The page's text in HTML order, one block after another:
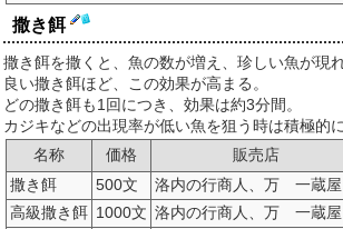
撒き餌
撒き餌を撒くと、魚の数が増え、珍しい魚が現
良い撒き餌ほど、この効果が高まる。
どの撒き餌も1回につき、効果は約3分間。
カジキなどの出現率が低い魚を狙う時は積極的に
名称
価格
販売店
撒き餌
500文
洛内の行商人、万 一蔵屋
高級撒き餌 1000文 洛内の行商人、万 一蔵屋